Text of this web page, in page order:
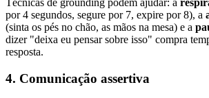
Técnicas de grounding podem ajudar: a
por 4 segundos, segure por 7, expire por 8), a
(sinta os pés no chão, as mãos na mesa) e a
dizer "deixa eu pensar sobre isso" compra
resposta.
4. Comunicação assertiva